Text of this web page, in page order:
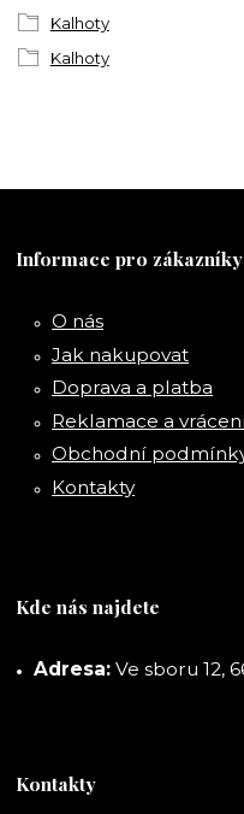
Kalhoty
Kalhoty
Informace pro zákazníky
O nás
Jak nakupovat
Doprava a platba
Reklamace a
Obchodní
Kontakty
Kde nás najdete
Adresa: Ve sboru 12,
Kontakty